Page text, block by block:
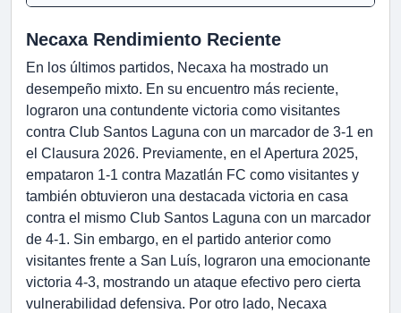
Necaxa Rendimiento Reciente
En los últimos partidos, Necaxa ha mostrado un
desempeño mixto. En su encuentro más reciente,
lograron una contundente victoria como visitantes
contra Club Santos Laguna con un marcador de 3-1 en
el Clausura 2026. Previamente, en el Apertura 2025,
empataron 1-1 contra Mazatlán FC como visitantes y
también obtuvieron una destacada victoria en casa
contra el mismo Club Santos Laguna con un marcador
de 4-1. Sin embargo, en el partido anterior como
visitantes frente a San Luís, lograron una emocionante
victoria 4-3, mostrando un ataque efectivo pero cierta
vulnerabilidad defensiva. Por otro lado, Necaxa